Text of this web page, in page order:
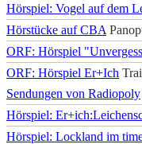
Hörspiel: Vogel auf dem
Hörstücke auf CBA
ORF: Hörspiel
ORF: Hörspiel Er+Ich
Sendungen von Radiopoly
Hörspiel:
Hörspiel: Lockland im